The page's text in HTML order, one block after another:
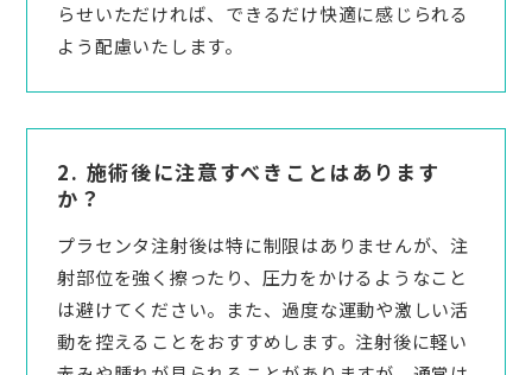
らせいただければ、できるだけ快適に感じられる
よう配慮いたします。
2. 施術後に注意すべきことはあります
か？
プラセンタ注射後は特に制限はありませんが、注
射部位を強く擦ったり、圧力をかけるようなこと
は避けてください。また、過度な運動や激しい活
動を控えることをおすすめします。注射後に軽い